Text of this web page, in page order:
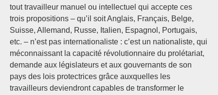
tout travailleur manuel ou intellectuel qui accepte ces
trois propositions – qu’il soit Anglais, Français, Belge,
Suisse, Allemand, Russe, Italien, Espagnol, Portugais,
etc. – n’est pas internationaliste : c’est un nationaliste, qui
méconnaissant la capacité révolutionnaire du prolétariat,
demande aux législateurs et aux gouvernants de son
pays des lois protectrices grâce auxquelles les
travailleurs deviendront capables de transformer le